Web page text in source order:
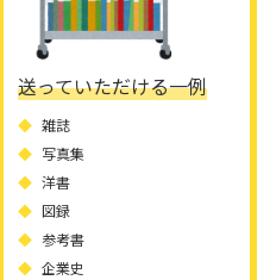
送っていただける一例
雑誌
写真集
洋書
図録
参考書
企業史